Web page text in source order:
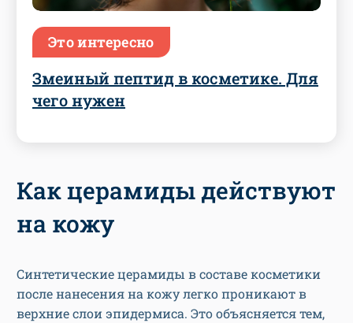
Это интересно
Змеиный пептид в косметике. Для
чего нужен
Как церамиды действуют
на кожу
Синтетические церамиды в составе косметики
после нанесения на кожу легко проникают в
верхние слои эпидермиса. Это объясняется тем,